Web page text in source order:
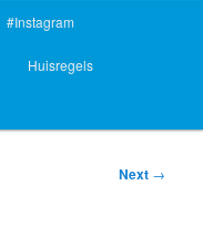
#Instagram
Huisregels
Next →